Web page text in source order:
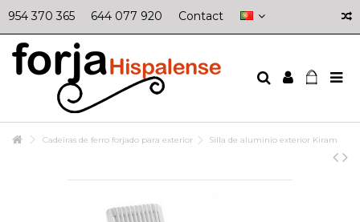
954 370 365 644 077 920 Contact
Cadeiras de ferro forjado para exterior Silla de aluminio exterior Kiram